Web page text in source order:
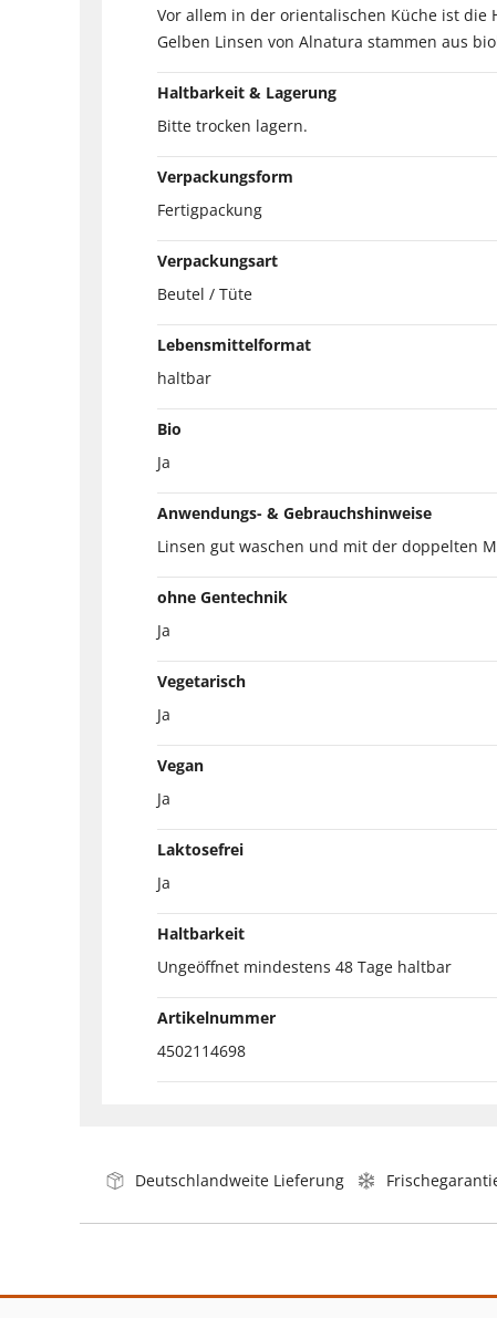
Vor allem in der orientalischen Küche ist die
Gelben Linsen von Alnatura stammen aus
Haltbarkeit & Lagerung
Bitte trocken lagern.
Verpackungsform
Fertigpackung
Verpackungsart
Beutel / Tüte
Lebensmittelformat
haltbar
Bio
Ja
Anwendungs- & Gebrauchshinweise
Linsen gut waschen und mit der doppelten
ohne Gentechnik
Ja
Vegetarisch
Ja
Vegan
Ja
Laktosefrei
Ja
Haltbarkeit
Ungeöffnet mindestens 48 Tage haltbar
Artikelnummer
4502114698
Deutschlandweite Lieferung